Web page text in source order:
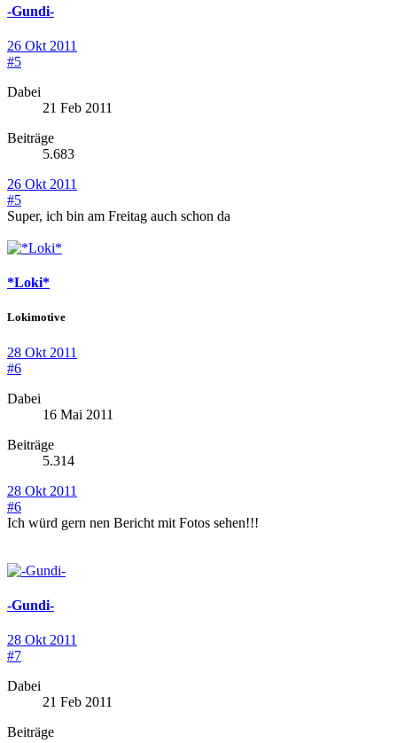
-Gundi-
26 Okt 2011
#5
Dabei
21 Feb 2011
Beiträge
5.683
26 Okt 2011
#5
Super, ich bin am Freitag auch schon da
*Loki*
Lokimotive
28 Okt 2011
#6
Dabei
16 Mai 2011
Beiträge
5.314
28 Okt 2011
#6
Ich würd gern nen Bericht mit Fotos sehen!!!
-Gundi-
28 Okt 2011
#7
Dabei
21 Feb 2011
Beiträge